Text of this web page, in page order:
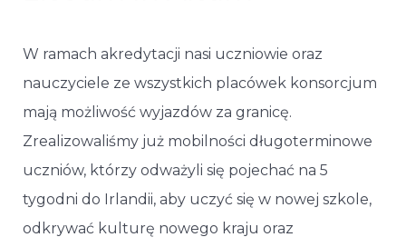
W ramach akredytacji nasi uczniowie oraz
nauczyciele ze wszystkich placówek konsorcjum
mają możliwość wyjazdów za granicę.
Zrealizowaliśmy już mobilności długoterminowe
uczniów, którzy odważyli się pojechać na 5
tygodni do Irlandii, aby uczyć się w nowej szkole,
odkrywać kulturę nowego kraju oraz